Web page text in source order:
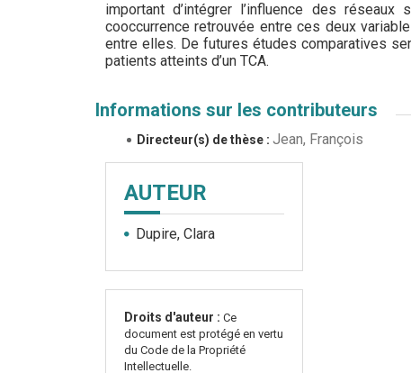
important d’intégrer l’influence des
cooccurrence retrouvée entre ces deux
entre elles. De futures études comparatives
patients atteints d’un TCA.
Informations sur les contributeurs
Directeur(s) de thèse : Jean, François
AUTEUR
Dupire, Clara
Droits d'auteur : Ce
document est protégé en vertu
du Code de la Propriété
Intellectuelle.